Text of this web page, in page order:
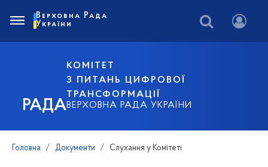
РАДА
КОМІТЕТ
З ПИТАНЬ ЦИФРОВОЇ
ТРАНСФОРМАЦІЇ
ВЕРХОВНА РАДА УКРАЇНИ
Верховна Рада
України
Головна Документи Слухання у Комітеті